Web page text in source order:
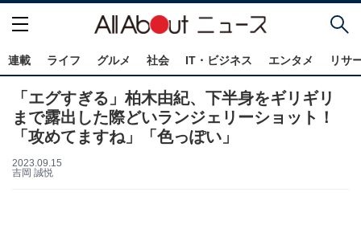
連載 ライフ グルメ 社会 IT・ビジネス エンタメ リサ
「エグすぎる」柏木由紀、下半身をギリギリ
まで露出した際どいランジェリーショット！
「攻めてますね」「色っぽい」
2023.09.15
吉岡 誠悦